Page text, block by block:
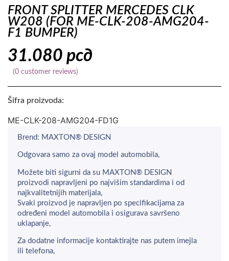
FRONT SPLITTER MERCEDES CLK
W208 (FOR ME-CLK-208-AMG204-
F1 BUMPER)
31.080 рсд
(0 customer reviews)
Šifra proizvoda:
ME-CLK-208-AMG204-FD1G
Brend: MAXTON® DESIGN
Odgovara samo za ovaj model automobila,
Možete biti sigurni da su MAXTON® DESIGN
proizvodi napravljeni po najvišim standardima i od
najkvalitetnijih materijala,
Svaki proizvod je napravljen po specifikacijama za
određeni model automobila i osigurava savršeno
uklapanje,
Za dodatne informacije kontaktirajte nas putem imejla
ili telefona,